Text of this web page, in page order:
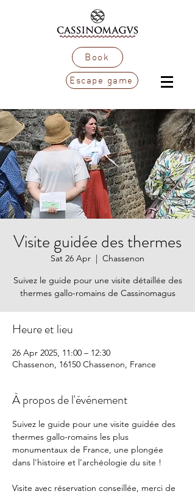
Book
Escape game
Visite guidée des thermes
Sat 26 Apr
  |
Chassenon
Suivez le guide pour une visite détaillée des
thermes gallo-romains de Cassinomagus
Heure et lieu
26 Apr 2025, 11:00 – 12:30
Chassenon, 16150 Chassenon, France
À propos de l'événement
Suivez le guide pour une visite guidée des
thermes gallo-romains les plus
monumentaux de France, une plongée
dans l'histoire et l'archéologie du site !
Visite avec réservation conseillée, merci de